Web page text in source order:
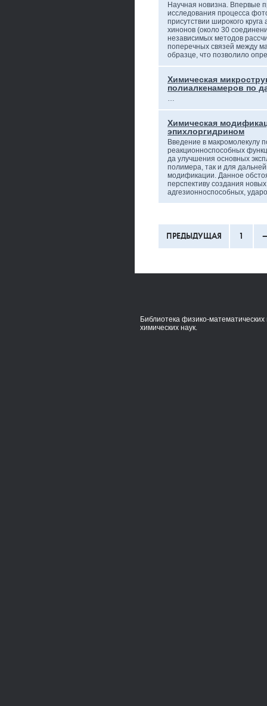
Научная новизна. Впервые
исследования процесса
присутствии широкого
хинонов (около 30
независимых методов
поперечных связей между
образце, что позволило
Химическая
полиалкенамеров по
…
Химическая
эпихлоргидрином
Введение в макромолекулу
реакционноспособных
да улучшения основных
полимера, так и для
модификации. Данное
перспективу создания
адгезионноспособных,
ПРЕДЫДУЩАЯ 1
Библиотека физико-математических
химических наук.